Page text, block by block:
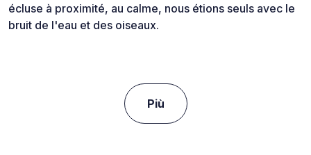
écluse à proximité, au calme, nous étions seuls avec le
bruit de l'eau et des oiseaux.
Più